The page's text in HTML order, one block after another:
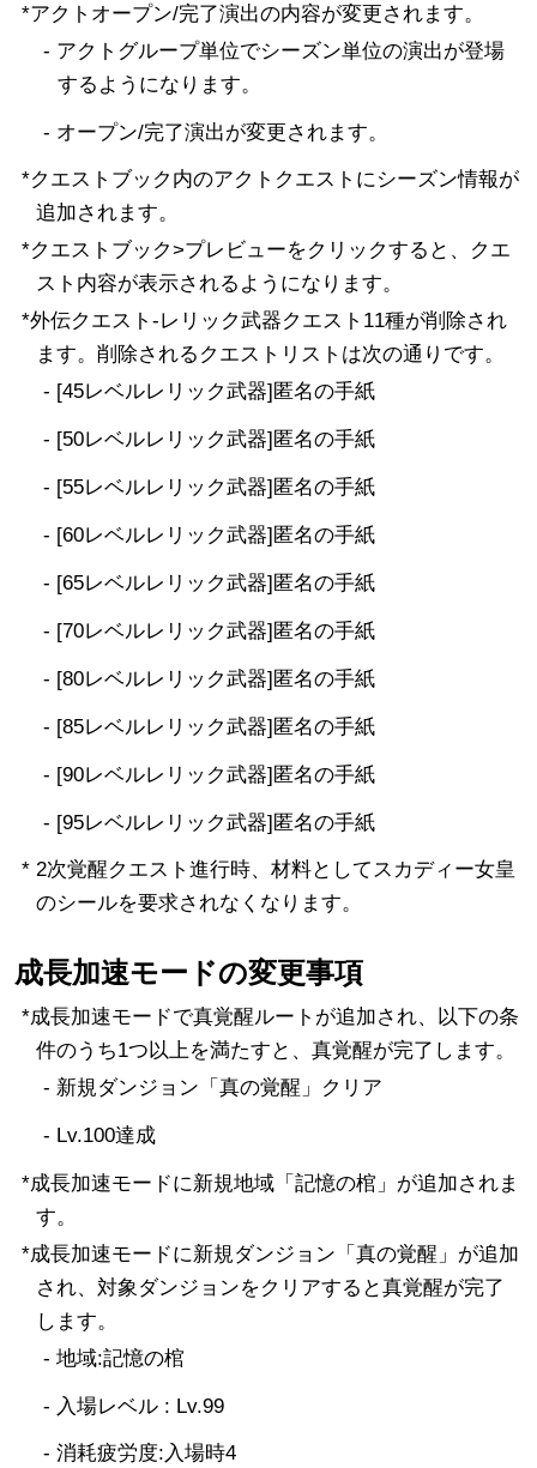
*アクトオープン/完了演出の内容が変更されます。
- アクトグループ単位でシーズン単位の演出が登場
するようになります。
- オープン/完了演出が変更されます。
*クエストブック内のアクトクエストにシーズン情報が
追加されます。
*クエストブック>プレビューをクリックすると、クエ
スト内容が表示されるようになります。
*外伝クエスト-レリック武器クエスト11種が削除され
ます。削除されるクエストリストは次の通りです。
- [45レベルレリック武器]匿名の手紙
- [50レベルレリック武器]匿名の手紙
- [55レベルレリック武器]匿名の手紙
- [60レベルレリック武器]匿名の手紙
- [65レベルレリック武器]匿名の手紙
- [70レベルレリック武器]匿名の手紙
- [80レベルレリック武器]匿名の手紙
- [85レベルレリック武器]匿名の手紙
- [90レベルレリック武器]匿名の手紙
- [95レベルレリック武器]匿名の手紙
* 2次覚醒クエスト進行時、材料としてスカディー女皇
のシールを要求されなくなります。
成長加速モードの変更事項
*成長加速モードで真覚醒ルートが追加され、以下の条
件のうち1つ以上を満たすと、真覚醒が完了します。
- 新規ダンジョン「真の覚醒」クリア
- Lv.100達成
*成長加速モードに新規地域「記憶の棺」が追加されま
す。
*成長加速モードに新規ダンジョン「真の覚醒」が追加
され、対象ダンジョンをクリアすると真覚醒が完了
します。
- 地域:記憶の棺
- 入場レベル : Lv.99
- 消耗疲労度:入場時4